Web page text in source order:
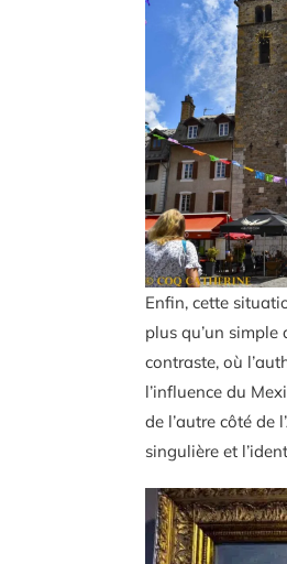
Enfin, cette
plus qu’un simple
contraste, où
l’influence du
de l’autre côté de
singulière et